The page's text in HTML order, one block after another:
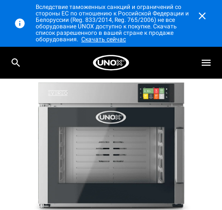
Вследствие таможенных санкций и ограничений со
стороны ЕС по отношению к Российской Федерации и
Белоруссии (Reg. 833/2014, Reg. 765/2006) не все
оборудование UNOX доступно к покупке. Скачать
список разрешенного в вашей стране к продаже
оборудования. Скачать сейчас
Горячий ХолодильникEVEREO®